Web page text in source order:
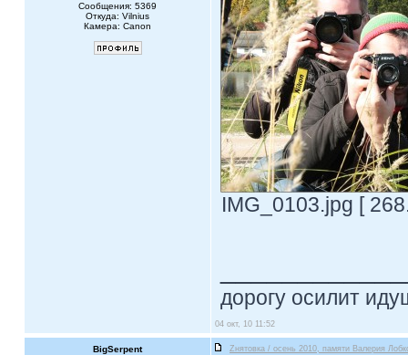
Сообщения: 5369
Откуда: Vilnius
Камера: Canon
IMG_0103.jpg [
дорогу осилит
04 окт, 10 11:52
BigSerpent Zнятовка / осень 2010, памяти Валерия